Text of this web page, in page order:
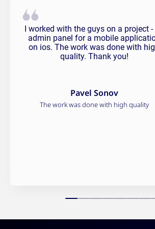
Pavel Sonov Testimonial
I worked with the guys on a project -
admin panel for a mobile
on ios. The work was done with
quality. Thank you!
Pavel Sonov
The work was done with high quality